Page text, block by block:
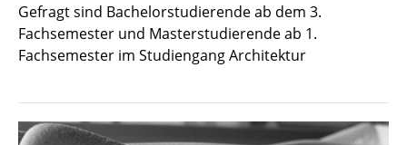
Gefragt sind Bachelorstudierende ab dem 3.
Fachsemester und Masterstudierende ab 1.
Fachsemester im Studiengang Architektur